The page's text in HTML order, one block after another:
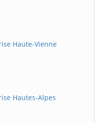
Haute-Vienne
Hautes-Alpes